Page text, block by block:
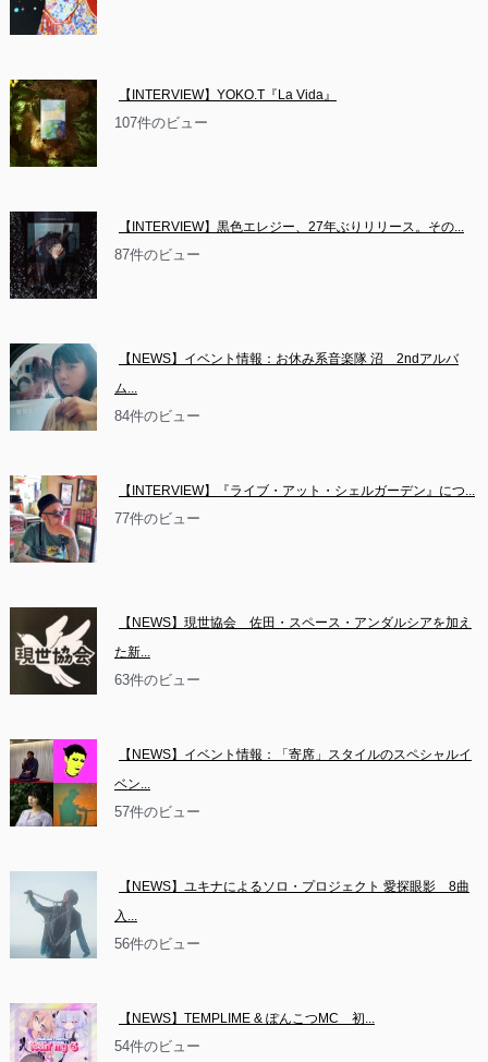
【INTERVIEW】YOKO.T『La Vida』
107件のビュー
【INTERVIEW】黒色エレジー、27年ぶりリリース。その...
87件のビュー
【NEWS】イベント情報：お休み系音楽隊 沼　2ndアルバ
ム...
84件のビュー
【INTERVIEW】『ライブ・アット・シェルガーデン』につ...
77件のビュー
【NEWS】現世協会　佐田・スペース・アンダルシアを加え
た新...
63件のビュー
【NEWS】イベント情報：「寄席」スタイルのスペシャルイ
ベン...
57件のビュー
【NEWS】ユキナによるソロ・プロジェクト 愛探眼影　8曲
入...
56件のビュー
【NEWS】TEMPLIME & ぽんこつMC　初...
54件のビュー